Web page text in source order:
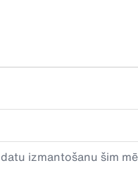
izmantošanu šim